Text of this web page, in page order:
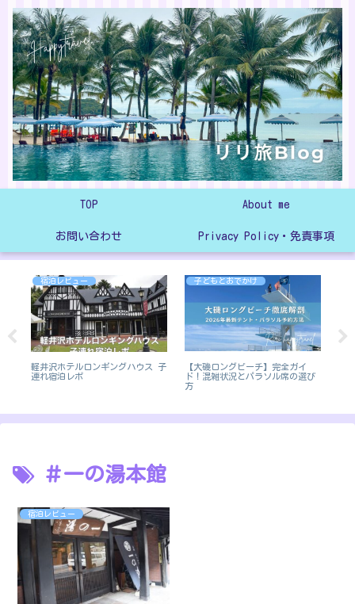
TOP About me
お問い合わせ Privacy Policy・免責事項
宿泊レビュー
軽井沢ホテルロンギングハウス 子
連れ宿泊レポ
子どもとおでかけ
【大磯ロングビーチ】完全ガイ
ド！混雑状況とパラソル席の選び
方
＃一の湯本館
宿泊レビュー